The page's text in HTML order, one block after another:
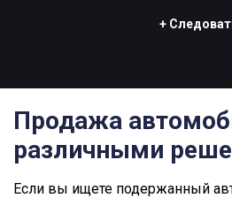
+
Продажа
различными
Если вы ищете подержанный